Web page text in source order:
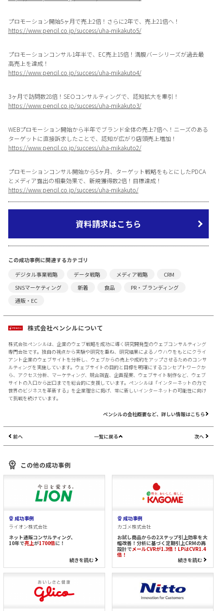
プロモーション開始5ヶ月で売上2倍！さらに2年で、売上21倍へ！
https://www.pencil.co.jp/success/uha-mikakuto5/
プロモーションコンサル1年半で、EC売上15倍！満腹バーシリーズが過去最
高売上を達成！
https://www.pencil.co.jp/success/uha-mikakuto4/
3ヶ月で訪問数28倍！SEOコンサルティングで、認知拡大を牽引！
https://www.pencil.co.jp/success/uha-mikakuto3/
WEBプロモーション開始から半年でブランド全体の売上7倍へ！ニーズのある
ターゲットに直接訴求したことで、認知が広がり店頭売上増加！
https://www.pencil.co.jp/success/uha-mikakuto2/
プロモーションコンサル開始から5ヶ月、ターゲット戦略をもとにしたPDCA
とメディア露出の相乗効果で、新規獲得数2倍！目標達成！
https://www.pencil.co.jp/success/uha-mikakuto/
資料請求はこちら
この成功事例に関連するカテゴリ
デジタル事業戦略
データ戦略 メディア戦略
CRM
SNSマーケティング
新着 食品
PR・ブランディング
通販・EC
株式会社ペンシルについて
株式会社ペンシルは、企業のウェブ戦略を成功に導く研究開発型のウェブコンサルティング
専門会社です。独自の視点から実験や研究を重ね、研究結果によるノウハウをもとにクライ
アント企業のウェブサイトを分析し、ウェブからの売上や成約をアップさせるためのコンサ
ルティングを実施しています。ウェブサイトの目的と目標を明確にするコンセプトワークか
ら、アクセス分析、マーケティング、競合調査、企画提案、ウェブサイト制作など、ウェブ
サイトの入口から出口までを総合的に支援しています。ペンシルは「インターネットの力で
世界のビジネスを革新する」を企業理念に掲げ、常に新しいインターネットの可能性に向け
て挑戦を続けています。
ペンシルの会社概要など、詳しい情報はこちら
前へ 一覧に戻る 次へ
この他の成功事例
成功事例
ライオン株式会社
ネット通販コンサルティング、
10年で売上が1700倍に！
続きを読む
成功事例
カゴメ株式会社
お試し商品からの2ステップ引上効率を大
幅改善！分析に基づく定期引上CRMの再
設計でメールCVRが1.3倍！LPはCVR1.4
倍！
続きを読む